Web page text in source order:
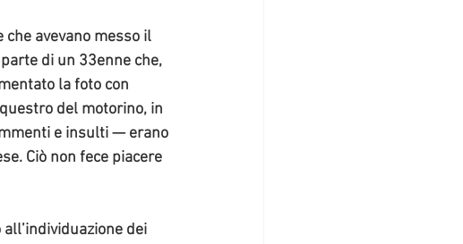
avevano messo il
di un 33enne che,
la foto con
del motorino, in
e insulti — erano
Ciò non fece piacere
dei